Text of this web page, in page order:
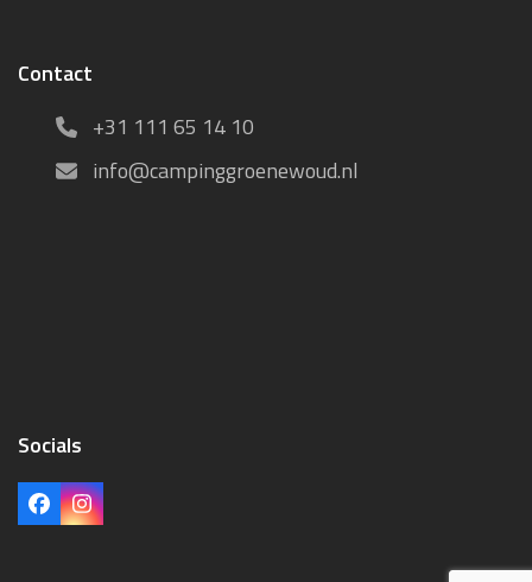
Contact
+31 111 65 14 10
info@campinggroenewoud.nl
Socials
FacebookInstagram